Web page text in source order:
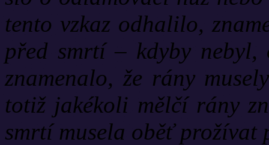
tento vzkaz odhalilo,
před smrtí – kdyby
znamenalo, že rány
totiž jakékoli mělčí rány
smrtí musela oběť prožívat